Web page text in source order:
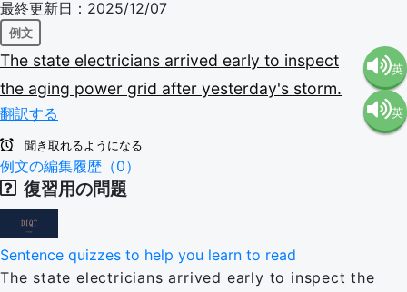
最終更新日：2025/12/07
例文
The state electricians arrived early to inspect
the aging power grid after yesterday's storm.
翻訳する
英
語（米
英
聞き取れるようになる
例文の編集履歴（0）
復習用の問題
Sentence quizzes to help you learn to read
The state electricians arrived early to inspect the